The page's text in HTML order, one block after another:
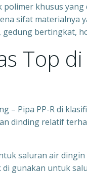
khusus
sifat materialnya
bertingkat,
Top
– Pipa PP-R di
dinding relatif
saluran air
di gunakan untuk